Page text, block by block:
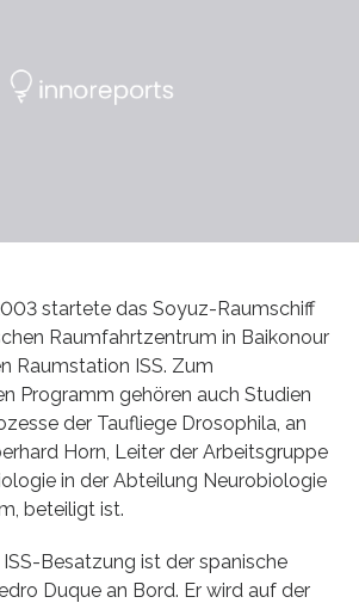
startete das Soyuz-Raumschiff
Raumfahrtzentrum in Baikonour
Raumstation ISS. Zum
Programm gehören auch Studien
der Taufliege Drosophila, an
Horn, Leiter der Arbeitsgruppe
in der Abteilung Neurobiologie
beteiligt ist.
Besatzung ist der spanische
Duque an Bord. Er wird auf der